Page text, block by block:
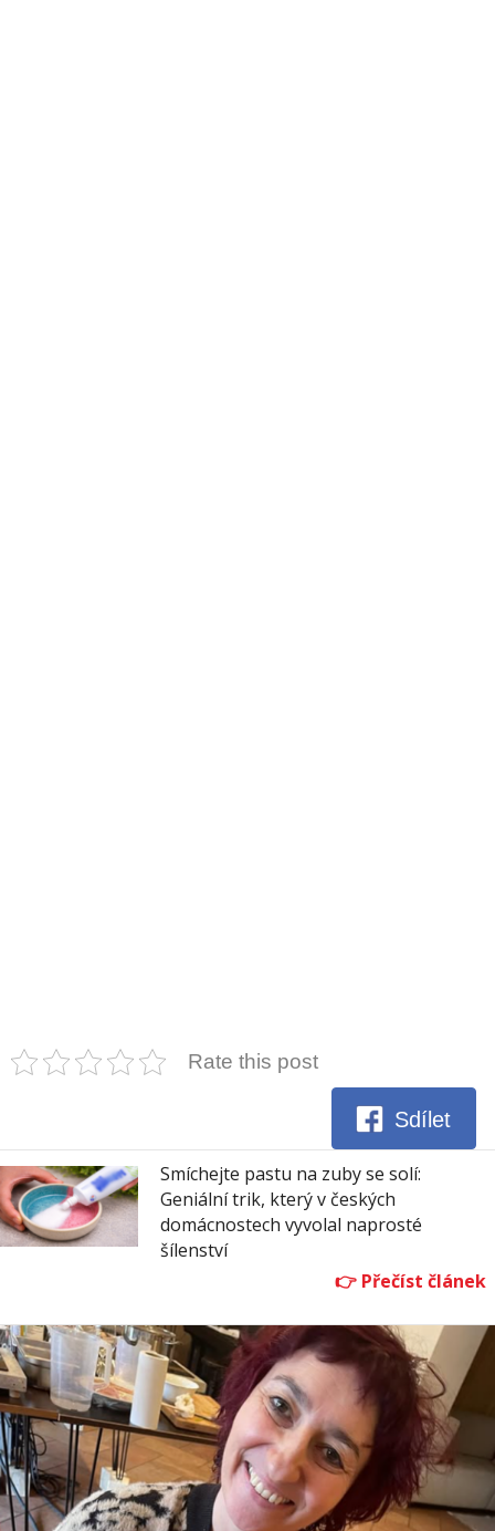
Rate this post
Sdílet
Smíchejte pastu na zuby se solí:
Geniální trik, který v českých
domácnostech vyvolal naprosté
šílenství